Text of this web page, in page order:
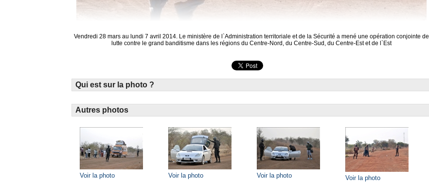
Vendredi 28 mars au lundi 7 avril 2014. Le ministère de l`Administration territoriale et de la Sécurité a mené une opération conjointe de
lutte contre le grand banditisme dans les régions du Centre-Nord, du Centre-Sud, du Centre-Est et de l`Est
Qui est sur la photo ?
Autres photos
Voir la photo Voir la photo Voir la photo Voir la photo